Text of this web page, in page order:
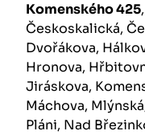
Komenského 425
Českoskalická,
Dvořákova,
Hronova,
Jiráskova,
Máchova,
Pláni, Nad